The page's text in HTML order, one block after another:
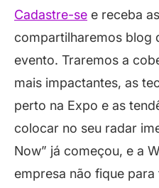
Cadastre-se e receba
compartilharemos blog
evento. Traremos a
mais impactantes, as
perto na Expo e as
colocar no seu radar
Now” já começou, e a
empresa não fique para